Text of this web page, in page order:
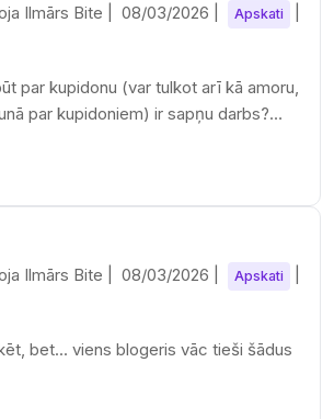
Ilmārs Bite | 08/03/2026 Apskati
par kupidonu (var tulkot arī kā amoru,
par kupidoniem) ir sapņu darbs?
Ilmārs Bite | 08/03/2026 Apskati
bet... viens blogeris vāc tieši šādus